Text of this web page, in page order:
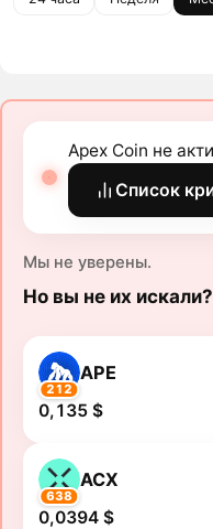
Apex Coin не
Список
Мы не уверены.
Но вы не их искали?
212
APE
0,135 $
638
ACX
0,0394 $